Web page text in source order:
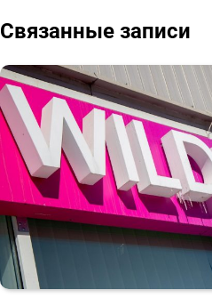
Связанные записи